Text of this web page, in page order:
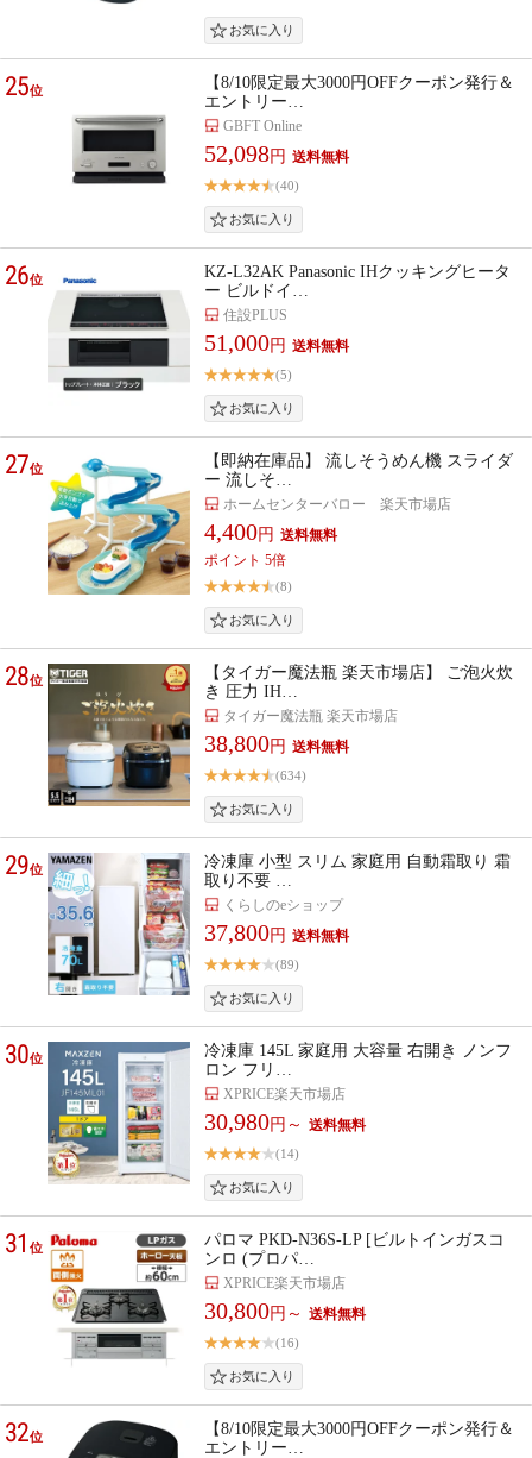
25位
【8/10限定最大3000円OFFクーポン発行＆
エントリー…
GBFT Online
52,098円
(40)
26位
KZ-L32AK Panasonic IHクッキングヒータ
ー ビルドイ…
住設PLUS
51,000円
(5)
27位
【即納在庫品】 流しそうめん機 スライダ
ー 流しそ…
ホームセンターバロー 楽天市場店
4,400円
ポイント 5倍
(8)
28位
【タイガー魔法瓶 楽天市場店】 ご泡火炊
き 圧力 IH…
タイガー魔法瓶 楽天市場店
38,800円
(634)
29位
冷凍庫 小型 スリム 家庭用 自動霜取り 霜
取り不要 …
くらしのeショップ
37,800円
(89)
30位
冷凍庫 145L 家庭用 大容量 右開き ノンフ
ロン フリ…
XPRICE楽天市場店
30,980円～
(14)
31位
パロマ PKD-N36S-LP [ビルトインガスコ
ンロ (プロパ…
XPRICE楽天市場店
30,800円～
(16)
32位
【8/10限定最大3000円OFFクーポン発行＆
エントリー…